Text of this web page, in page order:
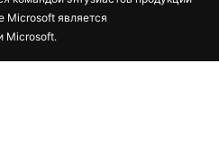
Microsoft является
Microsoft.